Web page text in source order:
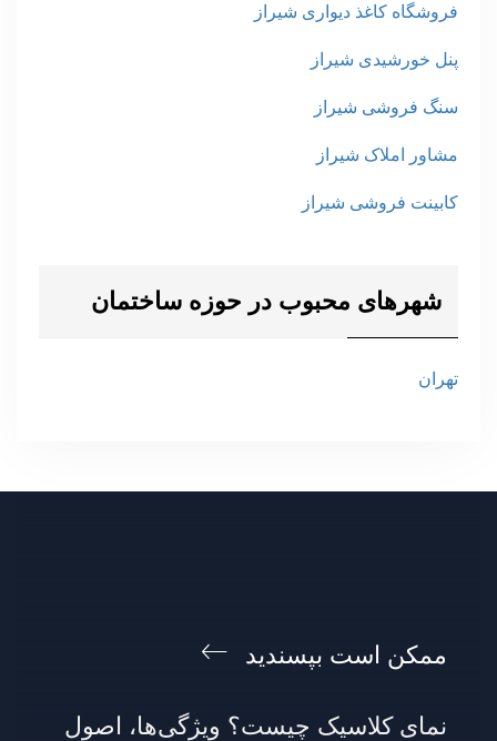
فروشگاه کاغذ دیواری شیراز
پنل خورشیدی شیراز
سنگ فروشی شیراز
مشاور املاک شیراز
کابینت فروشی شیراز
شهرهای محبوب در حوزه ساختمان
تهران
ممکن است بپسندید
نمای کلاسیک چیست؟ ویژگی‌ها، اصول